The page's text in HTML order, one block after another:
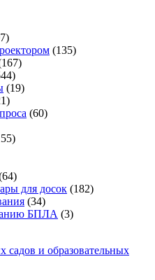
(135)
(19)
(60)
для досок (182)
(34)
БПЛА (3)
садов и образовательных